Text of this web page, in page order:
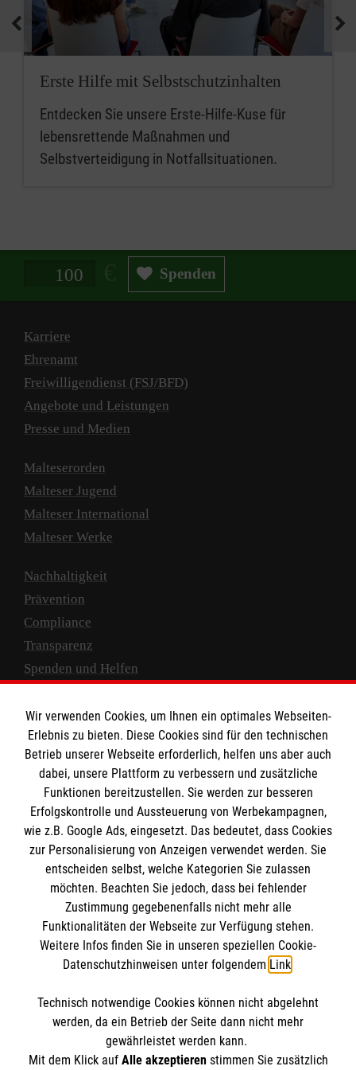
medizinische Geräte und koordinieren
Notfallmaßnahmen.
Zusammenfassend sind betriebliche
Ansprechpersonen für Erste Hilfe, während
Mitarbeitende im betrieblichen Sanitätsdienst
eine erweiterte Rolle bei der medizinischen
Erste Hilfe mit Selbstschutzinhalten
Entdecken Sie unsere Erste-Hilfe-Kuse für
lebensrettende Maßnahmen und
Selbstverteidigung in Notfallsituationen.
Spendenbetrag in Euro Spenden
Karriere
Ehrenamt
Freiwilligendienst (FSJ/BFD)
Angebote und Leistungen
Presse und Medien
Malteserorden
Malteser Jugend
Malteser International
Malteser Werke
Nachhaltigkeit
Prävention
Compliance
Transparenz
Spenden und Helfen
Empfänger: Malteser Hilfsdienst e.V.
IBAN: DE10 3706 0120 1201 2000 12
BIC: GENODED 1PA7
Newsletter abonnieren
Cookies verwalten|AGB|Impressum|Datenschutz
Barrierefreiheit |Kontakt| Sharepoint|Mediathek
Wir verwenden Cookies, um Ihnen ein optimales Webseiten-
Erlebnis zu bieten. Diese Cookies sind für den technischen
Betrieb unserer Webseite erforderlich, helfen uns aber auch
dabei, unsere Plattform zu verbessern und zusätzliche
Funktionen bereitzustellen. Sie werden zur besseren
Erfolgskontrolle und Aussteuerung von Werbekampagnen,
wie z.B. Google Ads, eingesetzt. Das bedeutet, dass Cookies
zur Personalisierung von Anzeigen verwendet werden. Sie
entscheiden selbst, welche Kategorien Sie zulassen
möchten. Beachten Sie jedoch, dass bei fehlender
Zustimmung gegebenenfalls nicht mehr alle
Funktionalitäten der Webseite zur Verfügung stehen.
Weitere Infos finden Sie in unseren speziellen Cookie-
Datenschutzhinweisen unter folgendem Link.
Technisch notwendige Cookies können nicht abgelehnt
werden, da ein Betrieb der Seite dann nicht mehr
gewährleistet werden kann.
Mit dem Klick auf Alle akzeptierenstimmen Sie zusätzlich